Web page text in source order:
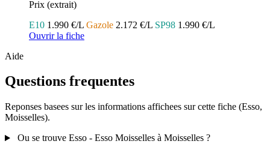
Prix (extrait)
E10 1.990 €/L Gazole 2.172 €/L SP98 1.990 €/L
Ouvrir la fiche
Aide
Questions frequentes
Reponses basees sur les informations affichees sur cette fiche (Esso,
Moisselles).
Ou se trouve Esso - Esso Moisselles à Moisselles ?